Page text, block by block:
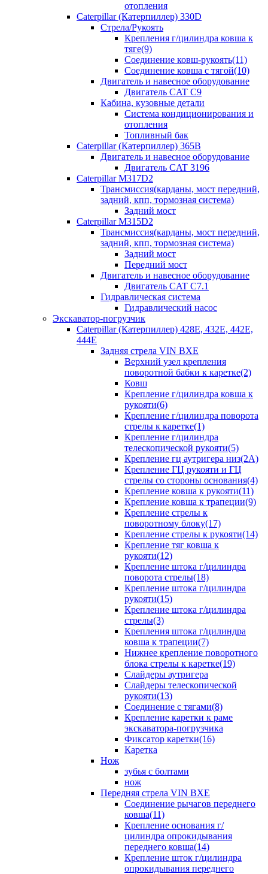
отопления
Caterpillar (Катерпиллер) 330D
Стрела/Рукоять
Крепления г/цилиндра ковша к
тяге(9)
Соединение ковш-рукоять(11)
Соединение ковша с тягой(10)
Двигатель и навесное оборудование
Двигатель CAT C9
Кабина, кузовные детали
Система кондиционирования и
отопления
Топливный бак
Caterpillar (Катерпиллер) 365B
Двигатель и навесное оборудование
Двигатель CAT 3196
Caterpillar M317D2
Трансмиссия(карданы, мост передний,
задний, кпп, тормозная система)
Задний мост
Caterpillar M315D2
Трансмиссия(карданы, мост передний,
задний, кпп, тормозная система)
Задний мост
Передний мост
Двигатель и навесное оборудование
Двигатель CAT C7.1
Гидравлическая система
Гидравлический насос
Экскаватор-погрузчик
Caterpillar (Катерпиллер) 428E, 432E, 442E,
444E
Задняя стрела VIN BXE
Верхний узел крепления
поворотной бабки к каретке(2)
Ковш
Крепление г/цилиндра ковша к
рукояти(6)
Крепление г/цилиндра поворота
стрелы к каретке(1)
Крепление г/цилиндра
телескопической рукояти(5)
Крепление гц аутригера низ(2А)
Крепление ГЦ рукояти и ГЦ
стрелы со стороны основания(4)
Крепление ковша к рукояти(11)
Крепление ковша к трапеции(9)
Крепление стрелы к
поворотному блоку(17)
Крепление стрелы к рукояти(14)
Крепление тяг ковша к
рукояти(12)
Крепление штока г/цилиндра
поворота стрелы(18)
Крепление штока г/цилиндра
рукояти(15)
Крепление штока г/цилиндра
стрелы(3)
Крепления штока г/цилиндра
ковша к трапеции(7)
Нижнее крепление поворотного
блока стрелы к каретке(19)
Слайдеры аутригера
Слайдеры телескопической
рукояти(13)
Соединение с тягами(8)
Крепление каретки к раме
экскаватора-погрузчика
Фиксатор каретки(16)
Каретка
Нож
зубья с болтами
нож
Передняя стрела VIN BXE
Cоединение рычагов переднего
ковша(11)
Крепление основания г/
цилиндра опрокидывания
переднего ковша(14)
Крепление шток г/цилиндра
опрокидывания переднего